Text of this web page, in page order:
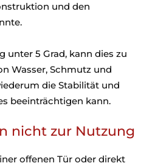
und den
unter 5 Grad, kann dies zu
Wasser, Schmutz und
die Stabilität und
beeinträchtigen kann.
nicht zur Nutzung
offenen Tür oder direkt